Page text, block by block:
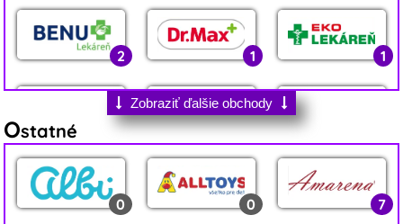
0 22 2
1 0 0
3 2 1
0
0 2 0
16
0 1 0
2 1 1
0 1
0 1
Zobraziť ďalšie obchody
Ostatné
0 0 7